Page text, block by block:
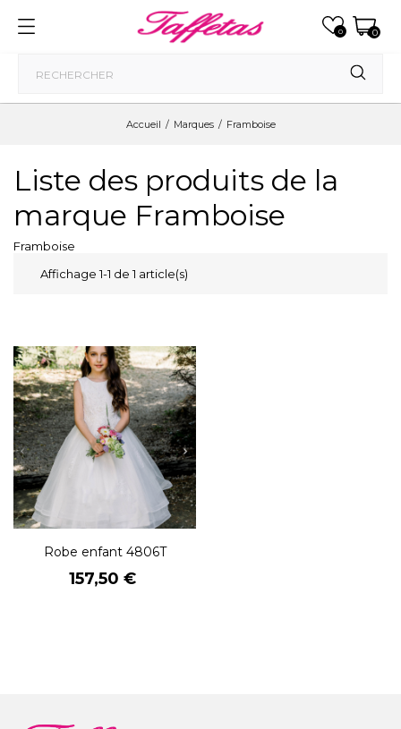
0
0
Accueil Marques Framboise
Liste des produits de la
marque Framboise
Framboise
Affichage 1-1 de 1 article(s)
Robe enfant 4806T
Prix
157,50 €